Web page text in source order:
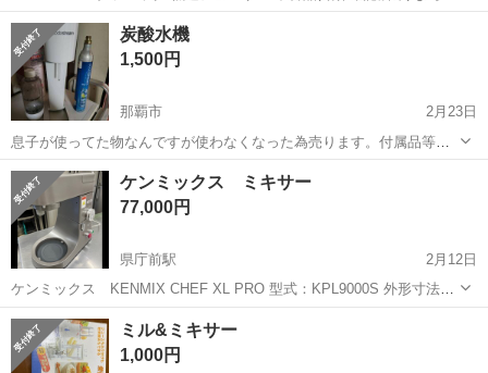
くお願いします。
沖縄 那覇市 美栄橋駅
炭酸水機
1,500円
那覇市
2月23日
息子が使ってた物なんですが使わなくなった為売ります。付属品等の
事はわかりません…すみません…画像を見てご判断下さい…購入後は
3Nでお願いします...
沖縄 那覇市 キッチン家電 炭酸水
ケンミックス ミキサー
77,000円
県庁前駅
2月12日
ケンミックス KENMIX CHEF XL PRO 型式：KPL9000S 外形寸法：
W240×D400×H350mm 電源：交流 100V 定格消費電力：0.5kW 重
量：本体約7.5kg ボール約1.1kg ボール満容...
沖縄 那覇市 県庁前駅
ミル&ミキサー
1,000円